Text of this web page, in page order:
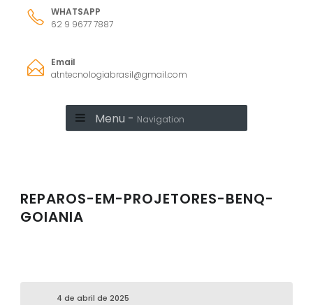
WHATSAPP
62 9 9677 7887
Email
atntecnologiabrasil@gmail.com
Menu - Navigation
REPAROS-EM-PROJETORES-BENQ-
GOIANIA
4 de abril de 2025